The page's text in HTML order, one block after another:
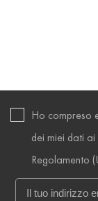
Ho compreso
dei miei dati
Regolamento